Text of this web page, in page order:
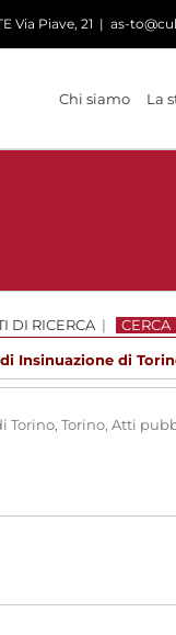
Via Piave, 21 | as-
Chi siamo La
DI RICERCA | CERCA
Insinuazione di
Torino, Atti